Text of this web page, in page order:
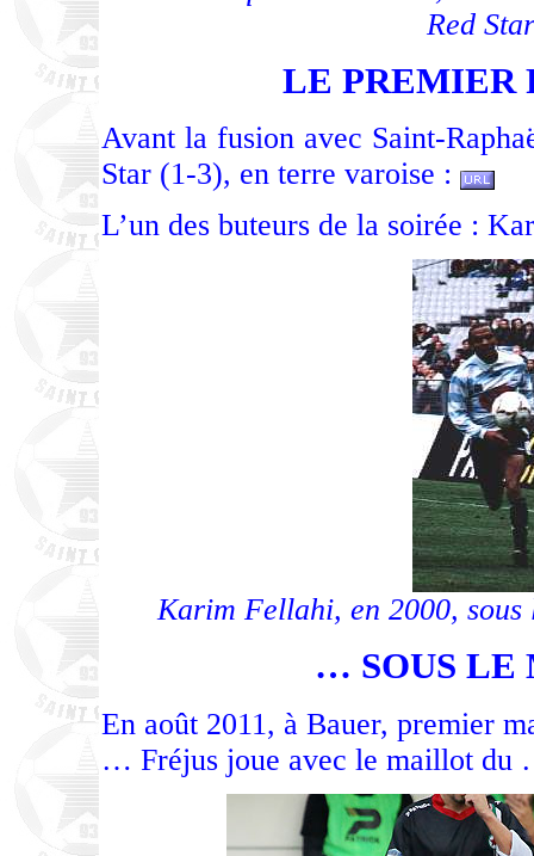
Red
LE PREMIER
Avant la fusion avec Saint-
Star (1-3), en terre varoise :
L’un des buteurs de la soirée :
Karim Fellahi, en 2000,
… SOUS LE
En août 2011, à Bauer, premier
… Fréjus joue avec le maillot du